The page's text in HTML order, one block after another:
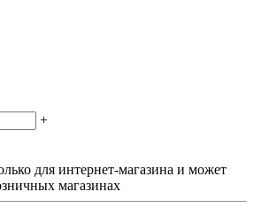
+
для интернет-магазина и может
магазинах